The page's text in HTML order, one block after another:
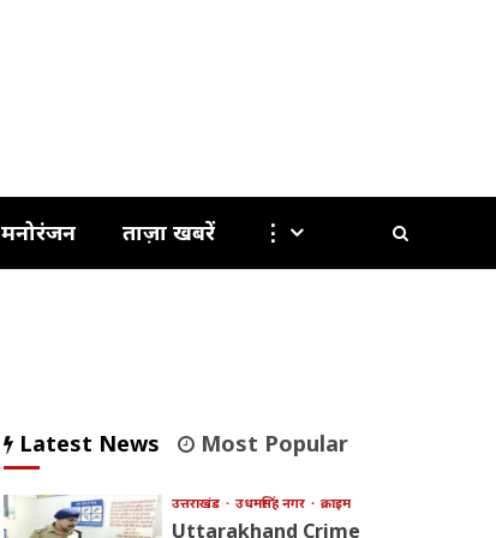
मनोरंजन ताज़ा खबरें ⋮
Latest News Most Popular
उत्तराखंड उधमसिंह नगर क्राइम
Uttarakhand Crime